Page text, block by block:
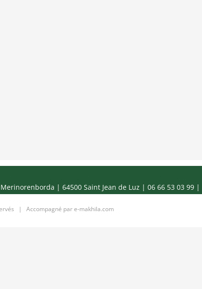
| 64500 Saint Jean de Luz | 06 66 53 03 99 |
| Accompagné pare-makhila.com